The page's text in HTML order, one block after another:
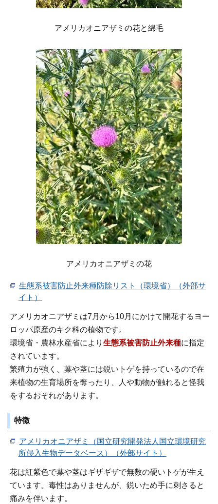
アメリカオニアザミの花と綿毛
アメリカオニアザミの花
生態系被害防止外来種防除リスト（環境省）（外部サ
イト）
アメリカオニアザミは7月から10月にかけて開花するヨー
ロッパ原産のキク科の植物です。
環境省・農林水産省により 生態系被害防止外来種に指定
されています。
繁殖力が強く、葉や茎には鋭いトゲを持っているので在
来植物の生育場所を奪ったり、人や動物が触れると怪我
をするおそれがあります。
特徴
アメリカオニアザミ（国立研究開発法人国立環境研究
所侵入生物データベース）（外部サイト）
花は紅紫色で葉や茎はギザギザで無数の硬いトゲが生え
ています。毒性はありませんが、鋭いため手に刺さると
痛みを伴います。